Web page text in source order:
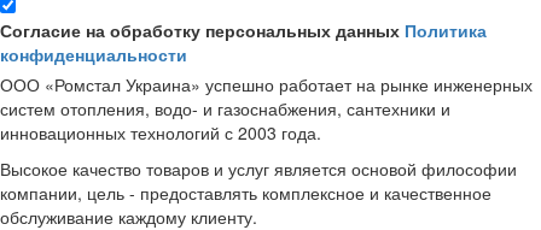
Согласие на обработку персональных данных Политика
конфиденциальности
ООО «Ромстал Украина» успешно работает на рынке инженерных
систем отопления, водо- и газоснабжения, сантехники и
инновационных технологий с 2003 года.
Высокое качество товаров и услуг является основой философии
компании, цель - предоставлять комплексное и качественное
обслуживание каждому клиенту.